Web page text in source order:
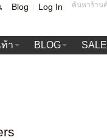
Blog Log In
า BLOG SALE